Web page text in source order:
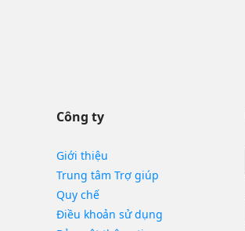
Công ty
Giới thiệu
Trung tâm Trợ giúp
Quy chế
Điều khoản sử dụng